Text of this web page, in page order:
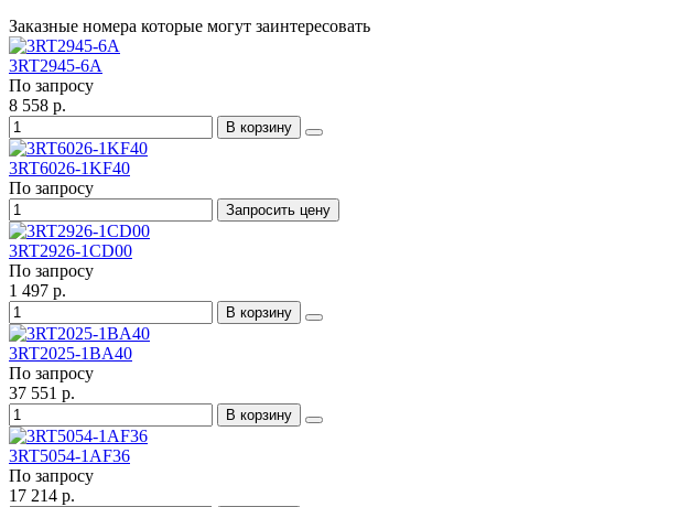
Заказные номера которые могут заинтересовать
3RT2945-6A
По запросу
8 558 р.
В корзину
3RT6026-1KF40
По запросу
Запросить цену
3RT2926-1CD00
По запросу
1 497 р.
В корзину
3RT2025-1BA40
По запросу
37 551 р.
В корзину
3RT5054-1AF36
По запросу
17 214 р.